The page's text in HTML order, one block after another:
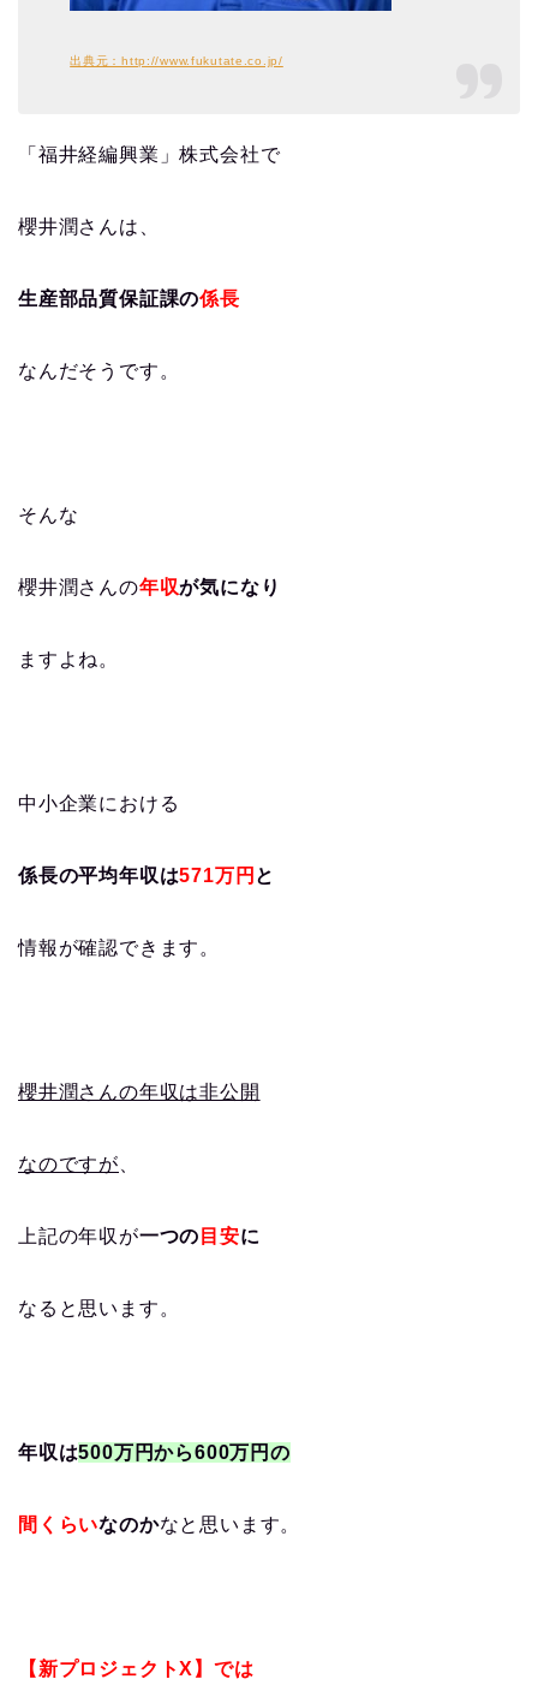
出典元：http://www.fukutate.co.jp/
「福井経編興業」株式会社で
櫻井潤さんは、
生産部品質保証課の係長
なんだそうです。
そんな
櫻井潤さんの年収が気になり
ますよね。
中小企業における
係長の平均年収は571万円 と
情報が確認できます。
櫻井潤さんの年収は非公開
なのですが
上記の年収が一つの 目安に
なると思います。
年収は500万円から600万円の
間くらいなのかなと思います。
【新プロジェクトX】では